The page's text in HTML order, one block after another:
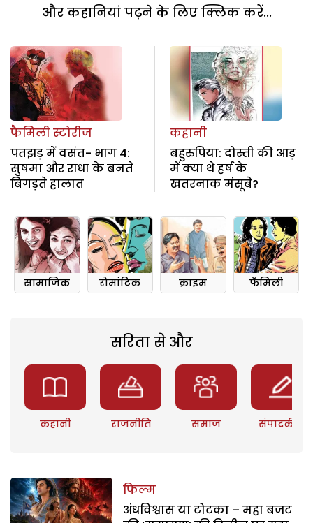
और कहानियां पढ़ने के लिए क्लिक करें...
फैमिली स्टोरीज
पतझड़ में वसंत- भाग 4:
सुषमा और राधा के बनते
बिगड़ते हालात
कहानी
बहुरुपिया: दोस्ती की आड़
में क्या थे हर्ष के
खतरनाक मंसूबे?
सामाजिक रोमांटिक क्राइम फॅमिली
सरिता से और
कहानी राजनीति समाज संपादकीय
फिल्म
अंधविश्वास या टोटका – महा बजट